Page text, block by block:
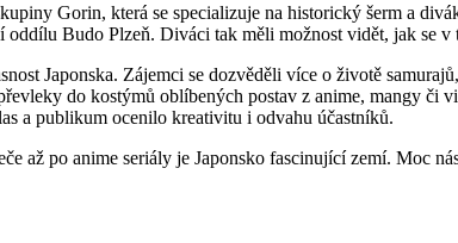
Gorin, která se specializuje na historický šerm a
Budo Plzeň. Diváci tak měli možnost vidět, jak se v
Japonska. Zájemci se dozvěděli více o životě
do kostýmů oblíbených postav z anime, mangy či
a publikum ocenilo kreativitu i odvahu účastníků.
až po anime seriály je Japonsko fascinující zemí. Moc